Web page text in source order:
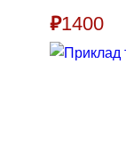
₽1400